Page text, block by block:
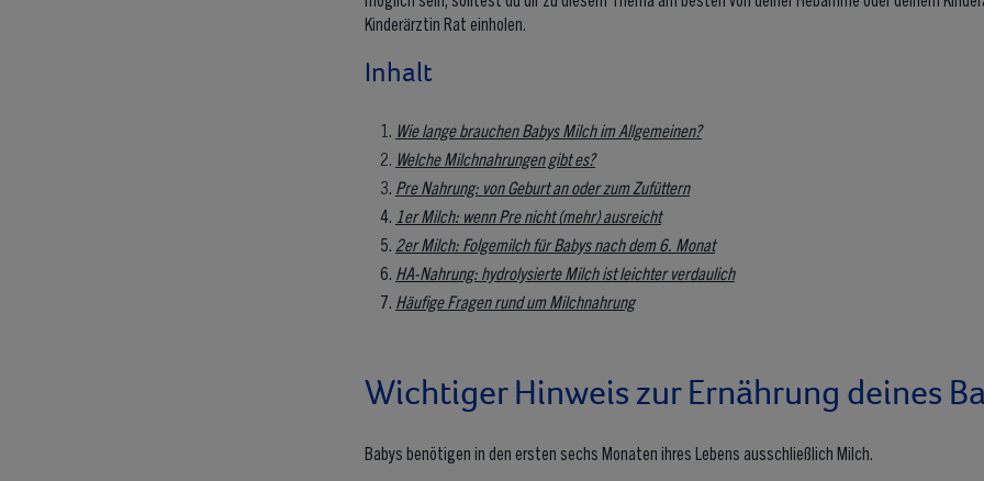
Kinderärztin Rat einholen.
Inhalt
Wie lange brauchen Babys Milch im Allgemeinen?
Welche Milchnahrungen gibt es?
Pre Nahrung: von Geburt an oder zum Zufüttern
1er Milch: wenn Pre nicht (mehr) ausreicht
2er Milch: Folgemilch für Babys nach dem 6. Monat
HA-Nahrung: hydrolysierte Milch ist leichter verdaulich​
Häufige Fragen rund um Milchnahrung
Wichtiger Hinweis zur Ernährung deines
Babys benötigen in den ersten sechs Monaten ihres Lebens ausschließlich Milch.